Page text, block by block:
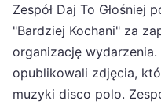
Zespół Daj To Głośniej
"Bardziej Kochani" za
organizację
opublikowali zdjęcia,
muzyki disco polo.